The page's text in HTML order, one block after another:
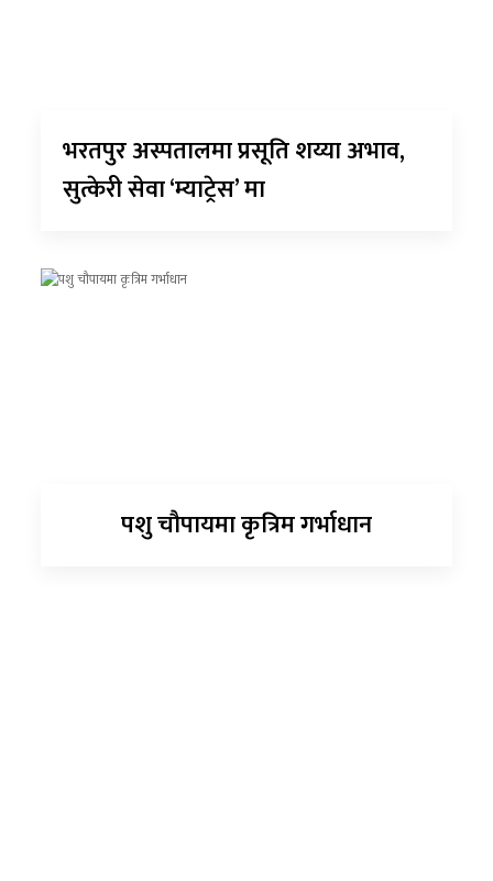
भरतपुर अस्पतालमा प्रसूति शय्या अभाव,
सुत्केरी सेवा ‘म्याट्रेस’ मा
पशु चौपायमा कृत्रिम गर्भाधान